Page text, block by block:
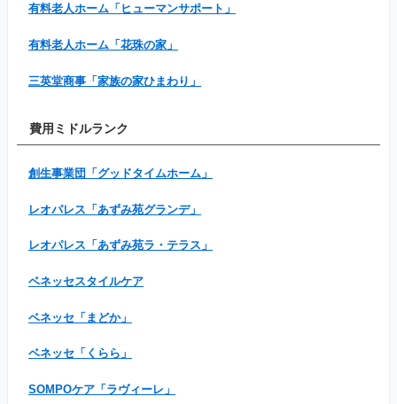
有料老人ホーム「ヒューマンサポート」
有料老人ホーム「花珠の家」
三英堂商事「家族の家ひまわり」
費用ミドルランク
創生事業団「グッドタイムホーム」
レオパレス「あずみ苑グランデ」
レオパレス「あずみ苑ラ・テラス」
ベネッセスタイルケア
ベネッセ「まどか」
ベネッセ「くらら」
SOMPOケア「ラヴィーレ」